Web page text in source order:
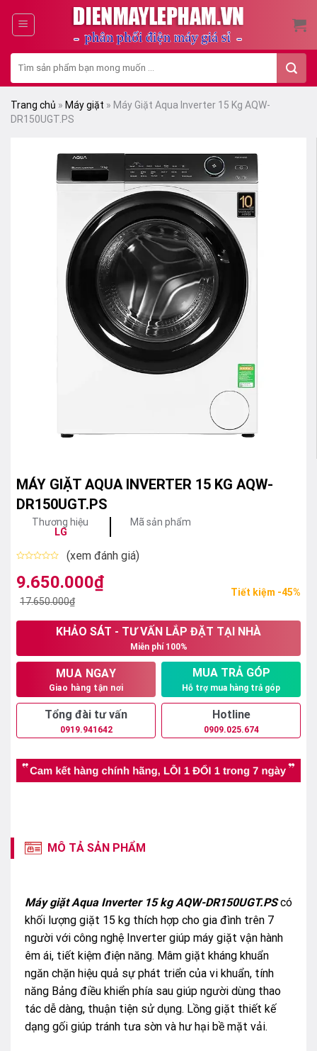
kiếm:
Trang chủ » Máy giặt » Máy Giặt Aqua Inverter 15 Kg AQW-
DR150UGT.PS
MÁY GIẶT AQUA INVERTER 15 KG AQW-
DR150UGT.PS
Thương hiệu
LG
Mã sản phẩm
xếp
hạng
5
(xem đánh giá)
17.650.000₫
Giá
gốc
17.650.000₫.
9.650.000₫
Giá
hiện
Tiết kiệm -45%
KHẢO SÁT - TƯ VẤN LẮP ĐẶT TẠI NHÀ
Miễn phí 100%
MUA NGAY
Giao hàng tận nơi
MUA TRẢ GÓP
Hỗ trợ mua hàng trả góp
Tổng đài tư vấn
0919.941642
Hotline
0909.025.674
MÔ TẢ SẢN PHẨM
Máy giặt Aqua Inverter 15 kg AQW-DR150UGT.PScó
khối lượng giặt 15 kg thích hợp cho gia đình trên 7
người với công nghệ Inverter giúp máy giặt vận hành
êm ái, tiết kiệm điện năng. Mâm giặt kháng khuẩn
ngăn chặn hiệu quả sự phát triển của vi khuẩn, tính
năng Bảng điều khiển phía sau giúp người dùng thao
tác dễ dàng, thuận tiện sử dụng. Lồng giặt thiết kế
dạng gối giúp tránh tưa sờn và hư hại bề mặt vải.